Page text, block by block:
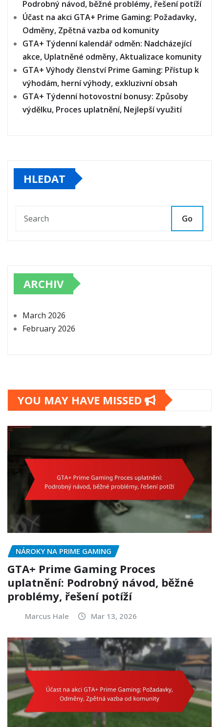
Podrobný návod, běžné problémy, řešení potíží
Účast na akci GTA+ Prime Gaming: Požadavky,
Odměny, Zpětná vazba od komunity
GTA+ Týdenní kalendář odměn: Nadcházející
akce, Uplatněné odměny, Aktualizace komunity
GTA+ Výhody členství Prime Gaming: Přístup k
výhodám, herní výhody, exkluzivní obsah
GTA+ Týdenní hotovostní bonusy: Způsoby
výdělku, Proces uplatnění, Nejlepší využití
HLEDAT
Go
ARCHIV
March 2026
February 2026
YOU MAY HAVE MISSED
NÁROKY NA PRIME GAMING
GTA+ Prime Gaming Proces
uplatnění: Podrobný návod, běžné
problémy, řešení potíží
Marcus Hale Mar 13, 2026